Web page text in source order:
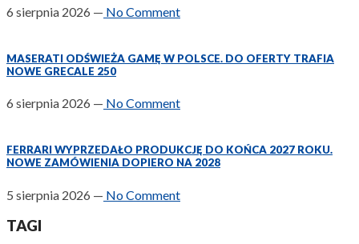
6 sierpnia 2026 — No Comment
MASERATI ODŚWIEŻA GAMĘ W POLSCE. DO OFERTY TRAFIA
NOWE GRECALE 250
6 sierpnia 2026 — No Comment
FERRARI WYPRZEDAŁO PRODUKCJĘ DO KOŃCA 2027 ROKU.
NOWE ZAMÓWIENIA DOPIERO NA 2028
5 sierpnia 2026 — No Comment
TAGI